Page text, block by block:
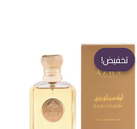
تخفيض!
تخفيض!